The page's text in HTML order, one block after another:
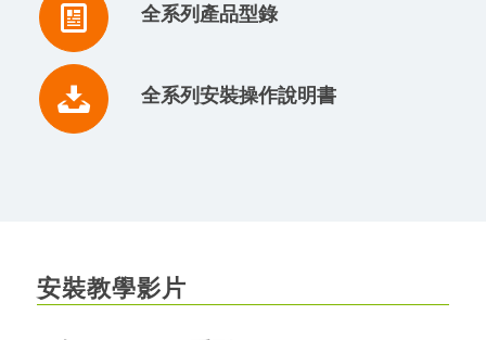
全系列產品型錄
全系列安裝操作說明書
安裝教學影片